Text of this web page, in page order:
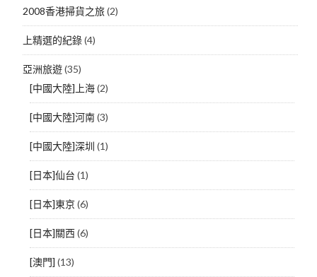
2008香港掃貨之旅(2)
上精選的紀錄(4)
亞洲旅遊(35)
[中國大陸]上海(2)
[中國大陸]河南(3)
[中國大陸]深圳 (1)
[日本]仙台 (1)
[日本]東京(6)
[日本]關西(6)
[澳門] (13)